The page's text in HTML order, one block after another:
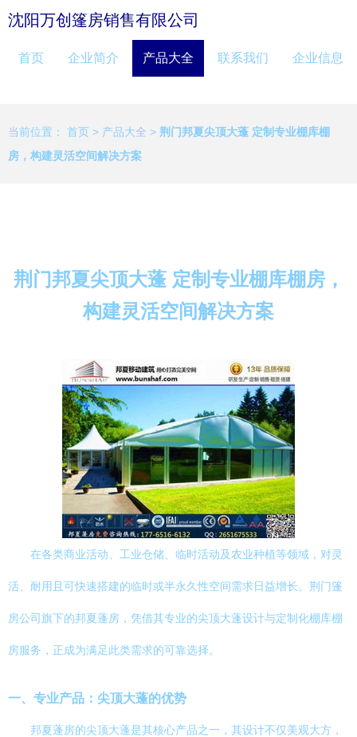
沈阳万创篷房销售有限公司
首页 企业简介 产品大全 联系我们 企业信息
当前位置： 首页 > 产品大全 > 荆门邦夏尖顶大蓬 定制专业棚库棚
房，构建灵活空间解决方案
荆门邦夏尖顶大蓬 定制专业棚库棚房，
构建灵活空间解决方案
在各类商业活动、工业仓储、临时活动及农业种植等领域，对灵
活、耐用且可快速搭建的临时或半永久性空间需求日益增长。荆门篷
房公司旗下的邦夏蓬房，凭借其专业的尖顶大蓬设计与定制化棚库棚
房服务，正成为满足此类需求的可靠选择。
一、专业产品：尖顶大蓬的优势
邦夏蓬房的尖顶大蓬是其核心产品之一，其设计不仅美观大方，